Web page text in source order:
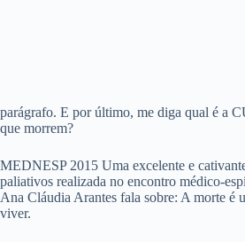
parágrafo. E por último, me diga qual é a
que morrem?
MEDNESP 2015 Uma excelente e
paliativos realizada no encontro médico-
Ana Cláudia Arantes fala sobre: A morte é
viver.